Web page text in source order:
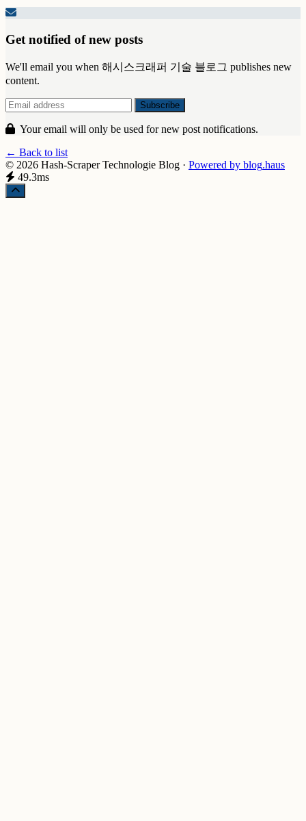
Get notified of new posts
We'll email you when 해시스크래퍼 기술 블로그 publishes new
content.
Your email will only be used for new post notifications.
← Back to list
© 2026 Hash-Scraper Technologie Blog · Powered by blog.haus
49.3ms